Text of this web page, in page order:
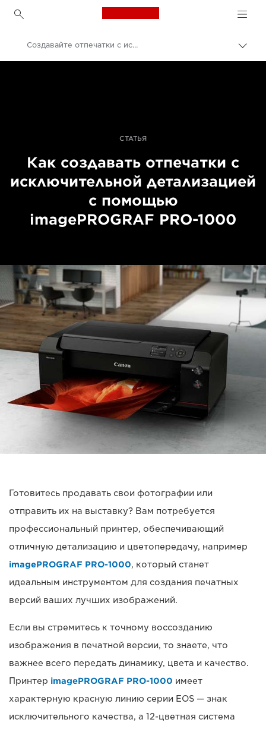
Canon Logo, back to
Создавайте отпечатки с исключительной детализацией с помощью imagePROGRAF PRO-1000
СТАТЬЯ
Как создавать отпечатки с
исключительной детализацией
с помощью
imagePROGRAF PRO-1000
Готовитесь продавать свои фотографии или
отправить их на выставку? Вам потребуется
профессиональный принтер, обеспечивающий
отличную детализацию и цветопередачу, например
imagePROGRAF PRO-1000, который станет
идеальным инструментом для создания печатных
версий ваших лучших изображений.
Если вы стремитесь к точному воссозданию
изображения в печатной версии, то знаете, что
важнее всего передать динамику, цвета и качество.
Принтер imagePROGRAF PRO-1000 имеет
характерную красную линию серии EOS — знак
исключительного качества, а 12-цветная система